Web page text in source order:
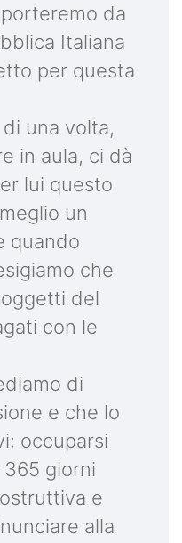
da
Italiana
per questa
una volta,
in aula, ci dà
lui questo
un
quando
che
del
con le
di
e che lo
occuparsi
giorni
e
alla